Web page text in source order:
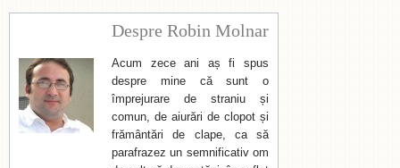
Despre Robin Molnar
Acum zece ani aș fi spus
despre mine că sunt o
împrejurare de straniu și
comun, de aiurări de clopot și
frământări de clape, ca să
parafrazez un semnificativ om